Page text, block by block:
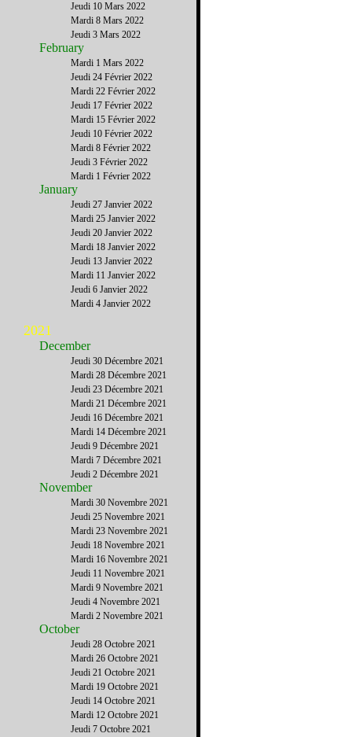
Jeudi 10 Mars 2022
Mardi 8 Mars 2022
Jeudi 3 Mars 2022
February
Mardi 1 Mars 2022
Jeudi 24 Février 2022
Mardi 22 Février 2022
Jeudi 17 Février 2022
Mardi 15 Février 2022
Jeudi 10 Février 2022
Mardi 8 Février 2022
Jeudi 3 Février 2022
Mardi 1 Février 2022
January
Jeudi 27 Janvier 2022
Mardi 25 Janvier 2022
Jeudi 20 Janvier 2022
Mardi 18 Janvier 2022
Jeudi 13 Janvier 2022
Mardi 11 Janvier 2022
Jeudi 6 Janvier 2022
Mardi 4 Janvier 2022
2021
December
Jeudi 30 Décembre 2021
Mardi 28 Décembre 2021
Jeudi 23 Décembre 2021
Mardi 21 Décembre 2021
Jeudi 16 Décembre 2021
Mardi 14 Décembre 2021
Jeudi 9 Décembre 2021
Mardi 7 Décembre 2021
Jeudi 2 Décembre 2021
November
Mardi 30 Novembre 2021
Jeudi 25 Novembre 2021
Mardi 23 Novembre 2021
Jeudi 18 Novembre 2021
Mardi 16 Novembre 2021
Jeudi 11 Novembre 2021
Mardi 9 Novembre 2021
Jeudi 4 Novembre 2021
Mardi 2 Novembre 2021
October
Jeudi 28 Octobre 2021
Mardi 26 Octobre 2021
Jeudi 21 Octobre 2021
Mardi 19 Octobre 2021
Jeudi 14 Octobre 2021
Mardi 12 Octobre 2021
Jeudi 7 Octobre 2021